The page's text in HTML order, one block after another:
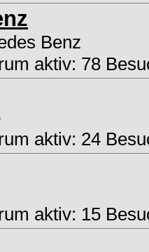
Benz
aktiv: 78
aktiv: 24
aktiv: 15